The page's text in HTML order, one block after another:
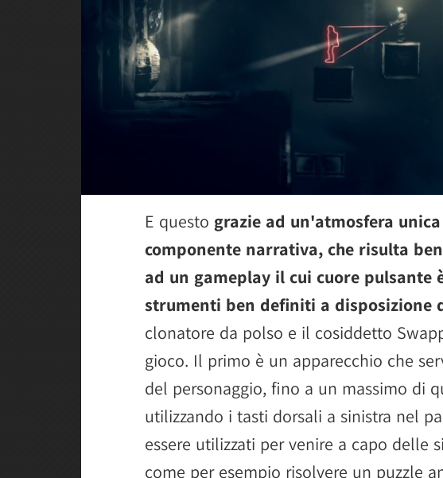
E questo grazie ad un'atmosfera
componente narrativa, che risulta
ad un gameplay il cui cuore pulsante
strumenti ben definiti a disposizione
clonatore da polso e il cosiddetto
gioco. Il primo è un apparecchio che
del personaggio, fino a un massimo di
utilizzando i tasti dorsali a sinistra nel
essere utilizzati per venire a capo delle
come per esempio risolvere un puzzle